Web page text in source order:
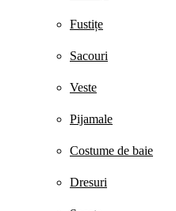
Fustițe
Sacouri
Veste
Pijamale
Costume de baie
Dresuri